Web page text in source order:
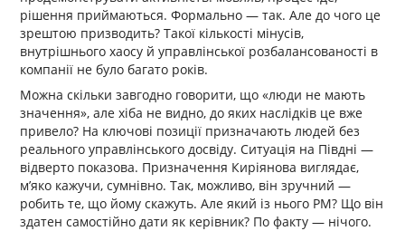
рішення приймаються. Формально — так. Але до чого це
зрештою призводить? Такої кількості мінусів,
внутрішнього хаосу й управлінської розбалансованості в
компанії не було багато років.
Можна скільки завгодно говорити, що «люди не мають
значення», але хіба не видно, до яких наслідків це вже
привело? На ключові позиції призначають людей без
реального управлінського досвіду. Ситуація на Півдні —
відверто показова. Призначення Киріянова виглядає,
м’яко кажучи, сумнівно. Так, можливо, він зручний —
робить те, що йому скажуть. Але який із нього РМ? Що він
здатен самостійно дати як керівник? По факту — нічого.